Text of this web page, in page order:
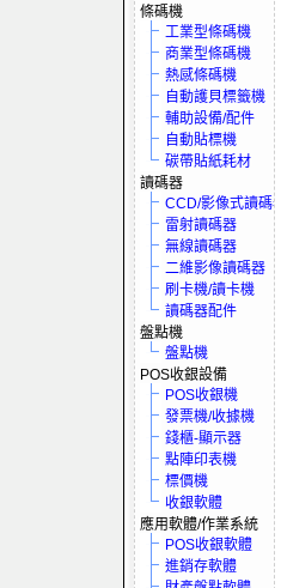
條碼機
工業型條碼機
商業型條碼機
熱感條碼機
自動護貝標籤機
輔助設備/配件
自動貼標機
碳帶貼紙耗材
讀碼器
CCD/影像式讀碼器
雷射讀碼器
無線讀碼器
二維影像讀碼器
刷卡機/讀卡機
讀碼器配件
盤點機
盤點機
POS收銀設備
POS收銀機
發票機/收據機
錢櫃-顯示器
點陣印表機
標價機
收銀軟體
應用軟體/作業系統
POS收銀軟體
進銷存軟體